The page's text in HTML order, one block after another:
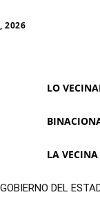
2026
LO
LA
GOBIERNO DEL